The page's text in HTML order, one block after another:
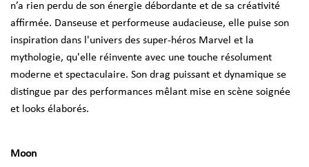
n’a rien perdu de son énergie débordante et de sa créativité
affirmée. Danseuse et performeuse audacieuse, elle puise son
inspiration dans l'univers des super-héros Marvel et la
mythologie, qu'elle réinvente avec une touche résolument
moderne et spectaculaire. Son drag puissant et dynamique se
distingue par des performances mêlant mise en scène soignée
et looks élaborés.
Moon